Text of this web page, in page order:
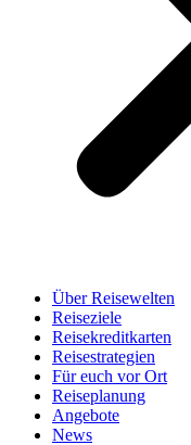
Über Reisewelten
Reiseziele
Reisekreditkarten
Reisestrategien
Für euch vor Ort
Reiseplanung
Angebote
News